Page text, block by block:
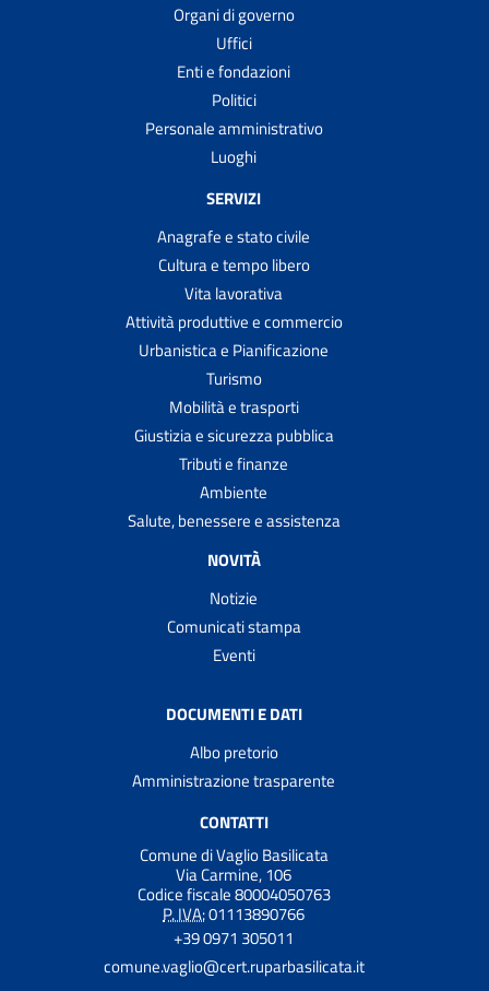
Organi di governo
Uffici
Enti e fondazioni
Politici
Personale amministrativo
Luoghi
SERVIZI
Anagrafe e stato civile
Cultura e tempo libero
Vita lavorativa
Attività produttive e commercio
Urbanistica e Pianificazione
Turismo
Mobilità e trasporti
Giustizia e sicurezza pubblica
Tributi e finanze
Ambiente
Salute, benessere e assistenza
NOVITÀ
Notizie
Comunicati stampa
Eventi
DOCUMENTI E DATI
Albo pretorio
Amministrazione trasparente
CONTATTI
Comune di Vaglio Basilicata
Via Carmine, 106
Codice fiscale 80004050763
P. IVA:01113890766
+39 0971 305011
comune.vaglio@cert.ruparbasilicata.it